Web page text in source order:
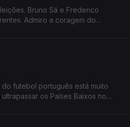
Bruno Sá e Frederico
Admiro a coragem do
futebol português está muito
os Países Baixos no